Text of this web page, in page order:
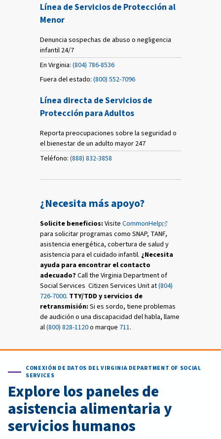
Línea de Servicios de Protección al
Menor
Denuncia sospechas de abuso o negligencia
infantil 24/7
En Virginia:(804) 786-8536
Fuera del estado:(800) 552-7096
Línea directa de Servicios de
Protección para Adultos
Reporta preocupaciones sobre la seguridad o
el bienestar de un adulto mayor 247
Teléfono:(888) 832-3858
¿Necesita más apoyo?
Solicite beneficios:VisiteCommonHelp
para solicitar programas como SNAP, TANF,
asistencia energética, cobertura de salud y
asistencia para el cuidado infantil. ¿Necesita
ayuda para encontrar el contacto
adecuado?Call the Virginia Department of
Social Services Citizen Services Unit at(804)
726-7000. TTY/TDD y servicios de
retransmisión:Si es sordo, tiene problemas
de audición o una discapacidad del habla, llame
al(800) 828-1120o marque 711.
CONEXIÓN DE DATOS DEL VIRGINIA DEPARTMENT OF SOCIAL
SERVICES
Explore los paneles de
asistencia alimentaria y
servicios humanos